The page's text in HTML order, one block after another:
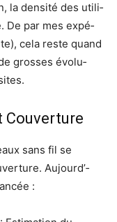
la den­si­té des uti­li­
De par mes expé­
cela reste quand
grosses évo­lu­
Couverture
sans fil se
Aujourd’­
: